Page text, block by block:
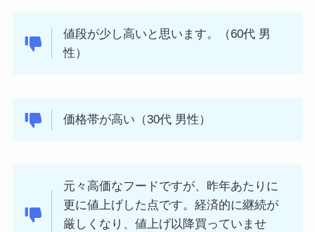
値段が少し高いと思います。（60代 男
性）
価格帯が高い（30代 男性）
元々高価なフードですが、昨年あたりに
更に値上げした点です。経済的に継続が
厳しくなり、値上げ以降買っていませ